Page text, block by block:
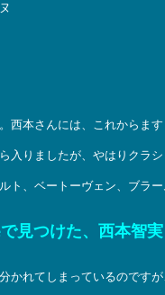
西本さんには、これからま
入りましたが、やはりクラ
ト、ベートーヴェン、ブラ
見つけた、西本智
かれてしまっているのです